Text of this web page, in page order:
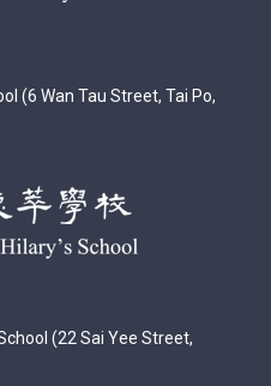
(6 Wan Tau Street, Tai Po,
(22 Sai Yee Street,